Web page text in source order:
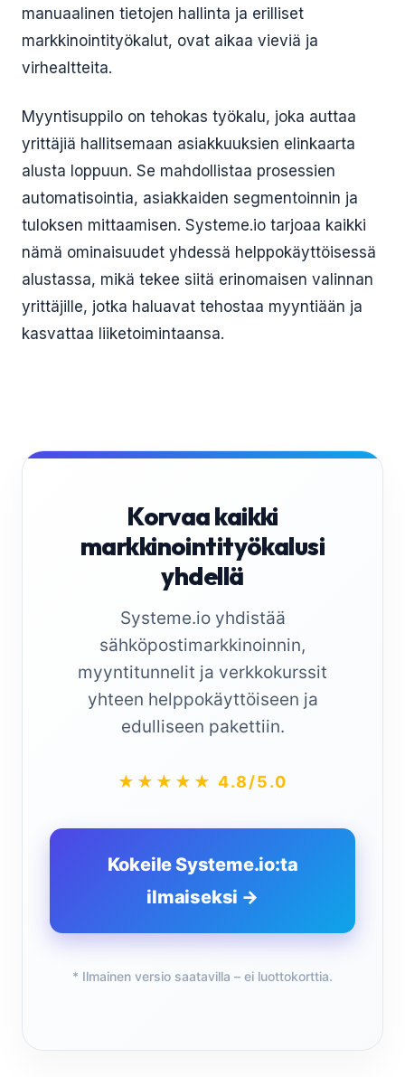
manuaalinen tietojen hallinta ja erilliset
markkinointityökalut, ovat aikaa vieviä ja
virhealtteita.
Myyntisuppilo on tehokas työkalu, joka auttaa
yrittäjiä hallitsemaan asiakkuuksien elinkaarta
alusta loppuun. Se mahdollistaa prosessien
automatisointia, asiakkaiden segmentoinnin ja
tuloksen mittaamisen. Systeme.io tarjoaa kaikki
nämä ominaisuudet yhdessä helppokäyttöisessä
alustassa, mikä tekee siitä erinomaisen valinnan
yrittäjille, jotka haluavat tehostaa myyntiään ja
kasvattaa liiketoimintaansa.
Korvaa kaikki
markkinointityökalusi
yhdellä
Systeme.io yhdistää
sähköpostimarkkinoinnin,
myyntitunnelit ja verkkokurssit
yhteen helppokäyttöiseen ja
edulliseen pakettiin.
★★★★★ 4.8/5.0
Kokeile Systeme.io:ta
ilmaiseksi →
* Ilmainen versio saatavilla – ei luottokorttia.